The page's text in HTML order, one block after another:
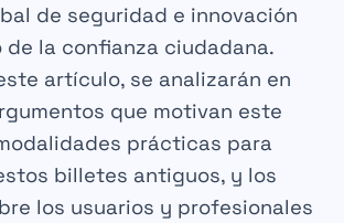
de seguridad e innovación
de la confianza ciudadana.
artículo, se analizarán en
que motivan este
prácticas para
billetes antiguos, y los
los usuarios y profesionales